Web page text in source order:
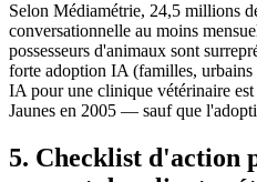
Selon Médiamétrie, 24,5 millions
conversationnelle au moins
possesseurs d'animaux sont
forte adoption IA (familles,
IA pour une clinique vétérinaire
Jaunes en 2005 — sauf que
5. Checklist d'action